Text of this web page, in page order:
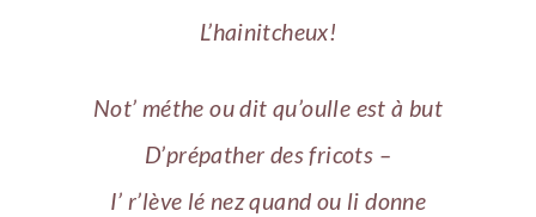
L’hainitcheux!
Not’ méthe ou dit qu’oulle est à but
D’prépather des fricots –
I’ r’lève lé nez quand ou li donne